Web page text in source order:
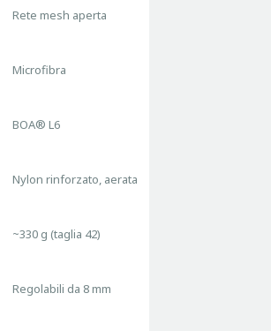
Rete mesh aperta
Microfibra
BOA® L6
Nylon rinforzato, aerata
~330 g (taglia 42)
Regolabili da 8 mm